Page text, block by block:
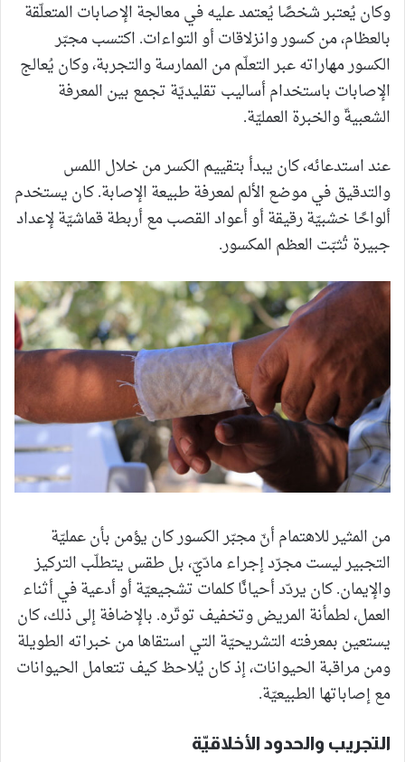
وكان يُعتبر شخصًا يُعتمد عليه في معالجة الإصابات المتعلّقة
بالعظام، من كسور وانزلاقات أو التواءات. اكتسب مجبّر
الكسور مهاراته عبر التعلّم من الممارسة والتجربة، وكان يُعالج
الإصابات باستخدام أساليب تقليديّة تجمع بين المعرفة
الشعبيةّ والخبرة العمليّة.
عند استدعائه، كان يبدأ بتقييم الكسر من خلال اللمس
والتدقيق في موضع الألم لمعرفة طبيعة الإصابة. كان يستخدم
ألواحًا خشبيّة رقيقة أو أعواد القصب مع أربطة قماشيّة لإعداد
جبيرة تُثبّت العظم المكسور.
من المثير للاهتمام أنّ مجبّر الكسور كان يؤمن بأن عمليّة
التجبير ليست مجرّد إجراء مادّيّ، بل طقس يتطلّب التركيز
والإيمان. كان يردّد أحيانًا كلمات تشجيعيّة أو أدعية في أثناء
العمل، لطمأنة المريض وتخفيف توتّره. بالإضافة إلى ذلك، كان
يستعين بمعرفته التشريحيّة التي استقاها من خبراته الطويلة
ومن مراقبة الحيوانات، إذ كان يُلاحظ كيف تتعامل الحيوانات
مع إصاباتها الطبيعيّة.
التجريب والحدود الأخلاقيّة